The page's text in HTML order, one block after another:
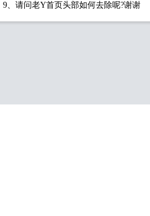
9、 请问老Y首页头部如何去除呢?谢谢